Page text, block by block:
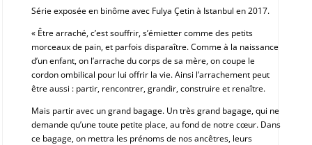
Série exposée en binôme avec Fulya Çetin à Istanbul en 2017.
« Être arraché, c’est souffrir, s’émietter comme des petits
morceaux de pain, et parfois disparaître. Comme à la naissance
d’un enfant, on l’arrache du corps de sa mère, on coupe le
cordon ombilical pour lui offrir la vie. Ainsi l’arrachement peut
être aussi : partir, rencontrer, grandir, construire et renaître.
Mais partir avec un grand bagage. Un très grand bagage, qui ne
demande qu’une toute petite place, au fond de notre cœur. Dans
ce bagage, on mettra les prénoms de nos ancêtres, leurs